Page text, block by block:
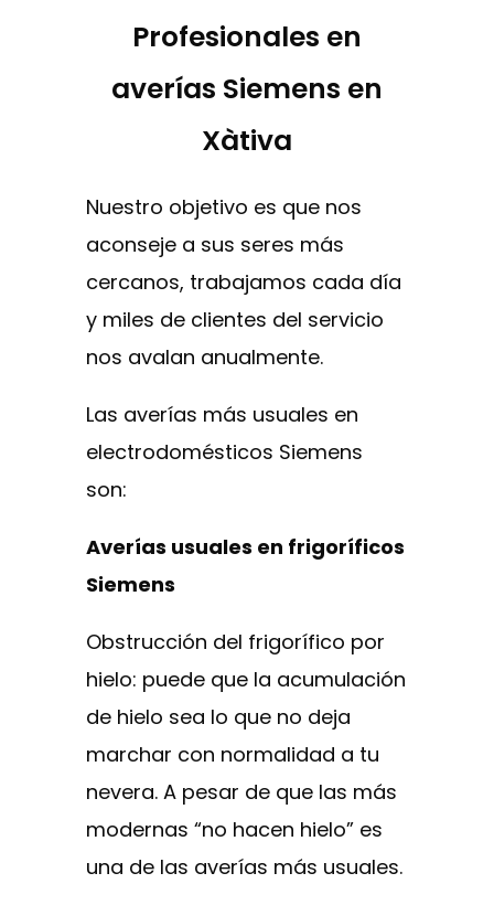
Profesionales en
averías Siemens en
Xàtiva
Nuestro objetivo es que nos
aconseje a sus seres más
cercanos, trabajamos cada día
y miles de clientes del servicio
nos avalan anualmente.
Las averías más usuales en
electrodomésticos Siemens
son:
Averías usuales en frigoríficos
Siemens
Obstrucción del frigorífico por
hielo: puede que la acumulación
de hielo sea lo que no deja
marchar con normalidad a tu
nevera. A pesar de que las más
modernas “no hacen hielo” es
una de las averías más usuales.